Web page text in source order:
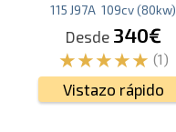
115 J97A 109cv(80kw)
Desde 340€
(1)
Vistazo rápido